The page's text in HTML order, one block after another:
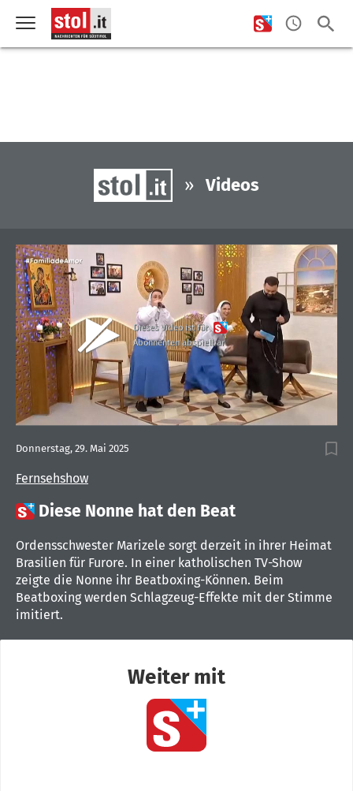
» Videos
Dieses Video ist für
Abonnenten abspielbar
Fernsehshow
Donnerstag, 29. Mai 2025
 Diese Nonne hat den Beat
Ordensschwester Marizele sorgt derzeit in ihrer Heimat
Brasilien für Furore. In einer katholischen TV-Show
zeigte die Nonne ihr Beatboxing-Können. Beim
Beatboxing werden Schlagzeug-Effekte mit der Stimme
imitiert.